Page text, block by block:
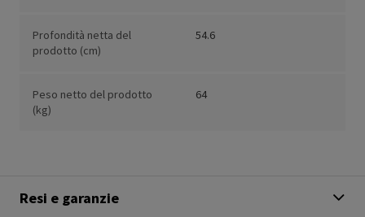
Profondità netta del
prodotto (cm)
54.6
Peso netto del prodotto
(kg)
64
Resi e garanzie